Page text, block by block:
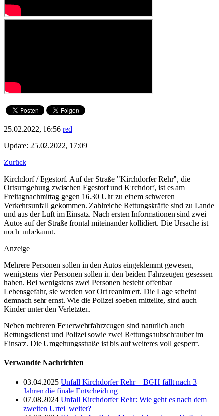
25.02.2022, 16:56 red
Update: 25.02.2022, 17:09
Zurück
Kirchdorf / Egestorf. Auf der Straße "Kirchdorfer Rehr", die
Ortsumgehung zwischen Egestorf und Kirchdorf, ist es am
Freitagnachmittag gegen 16.30 Uhr zu einem schweren
Verkehrsunfall gekommen. Zahlreiche Rettungskräfte sind zu Lande
und aus der Luft im Einsatz. Nach ersten Informationen sind zwei
Autos auf der Straße frontal miteinander kollidiert. Die Ursache ist
noch unbekannt.
Anzeige
Mehrere Personen sollen in den Autos eingeklemmt gewesen,
wenigstens vier Personen sollen in den beiden Fahrzeugen gesessen
haben. Bei wenigstens zwei Personen besteht offenbar
Lebensgefahr, sie werden vor Ort reanimiert. Die Lage scheint
demnach sehr ernst. Wie die Polizei soeben mitteilte, sind auch
Kinder unter den Verletzten.
Neben mehreren Feuerwehrfahrzeugen sind natürlich auch
Rettungsdienst und Polizei sowie zwei Rettungshubschrauber im
Einsatz. Die Umgehungsstraße ist bis auf weiteres voll gesperrt.
Verwandte Nachrichten
03.04.2025 Unfall Kirchdorfer Rehr – BGH fällt nach 3
Jahren die finale Entscheidung
07.08.2024 Unfall Kirchdorfer Rehr: Wie geht es nach dem
zweiten Urteil weiter?